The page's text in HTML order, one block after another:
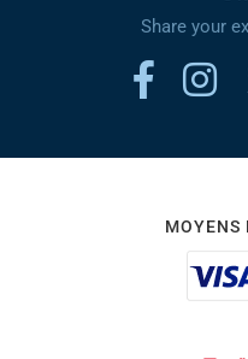
Share your
MOYENS